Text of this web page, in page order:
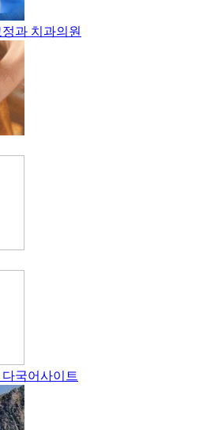
과 치과의원
국어사이트